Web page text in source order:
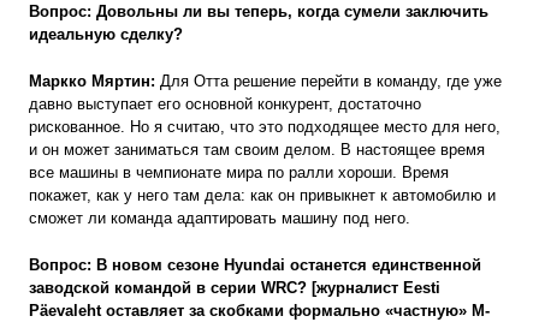
Вопрос: Довольны ли вы теперь, когда сумели заключить
идеальную сделку?
Маркко Мяртин: Для Отта решение перейти в команду, где уже
давно выступает его основной конкурент, достаточно
рискованное. Но я считаю, что это подходящее место для него,
и он может заниматься там своим делом. В настоящее время
все машины в чемпионате мира по ралли хороши. Время
покажет, как у него там дела: как он привыкнет к автомобилю и
сможет ли команда адаптировать машину под него.
Вопрос: В новом сезоне Hyundai останется единственной
заводской командой в серии WRC? [журналист Eesti
Päevaleht оставляет за скобками формально «частную» M-